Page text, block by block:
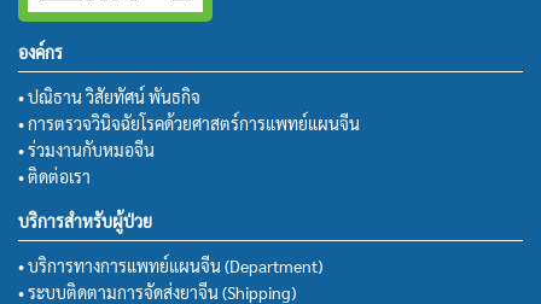
องค์กร
• ปณิธาน วิสัยทัศน์ พันธกิจ
• การตรวจวินิจฉัยโรคด้วยศาสตร์การแพทย์แผนจีน
• ร่วมงานกับหมอจีน
• ติดต่อเรา
บริการสำหรับผู้ป่วย
• บริการทางการแพทย์แผนจีน (Department)
• ระบบติดตามการจัดส่งยาจีน (Shipping)